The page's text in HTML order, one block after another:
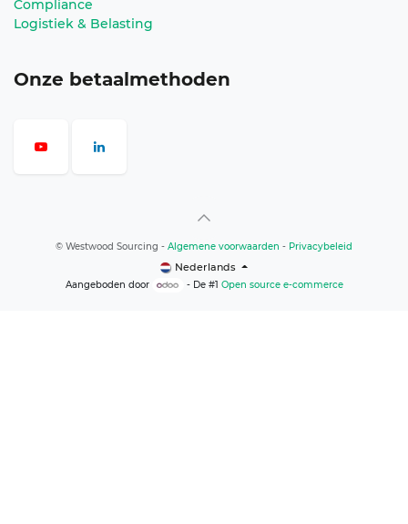
Compliance
Logistiek & Belasting
Onze betaalmethoden
© Westwood Sourcing - Algemene voorwaarden - Privacybeleid
Nederlands
Aangeboden door - De #1 Open source e-commerce